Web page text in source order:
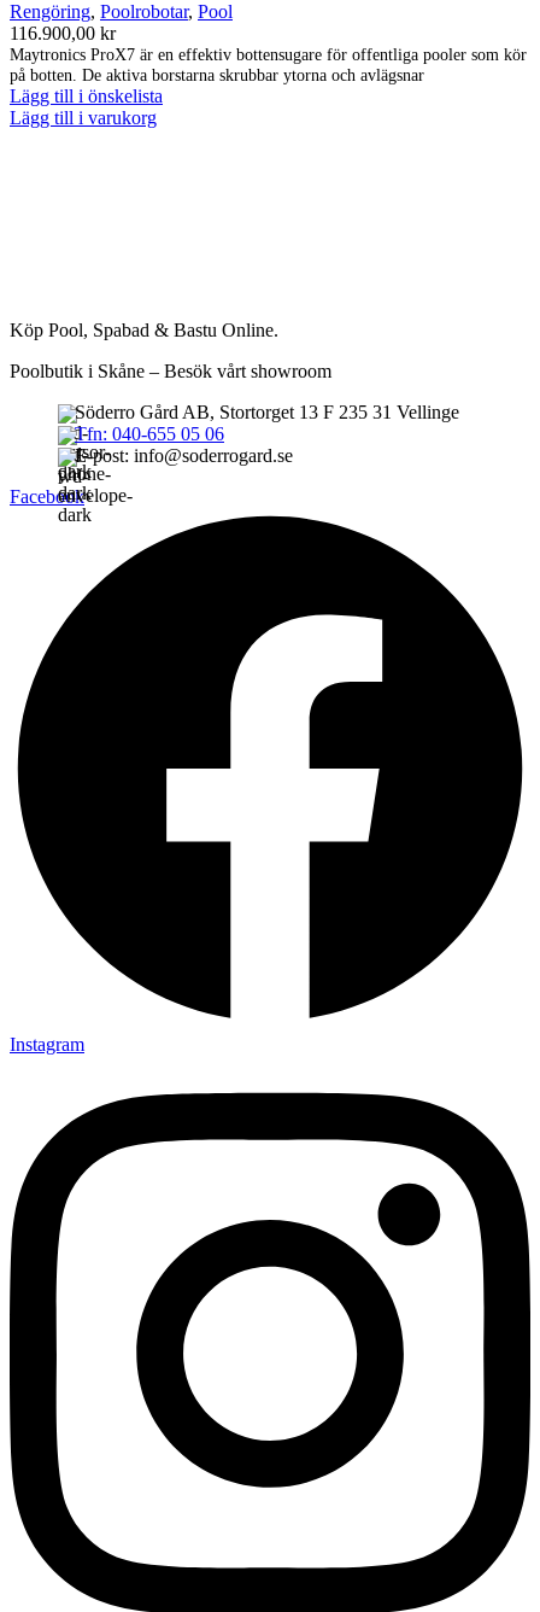
Rengöring, Poolrobotar, Pool
116.900,00 kr
Maytronics ProX7 är en effektiv bottensugare för offentliga pooler som kör
på botten. De aktiva borstarna skrubbar ytorna och avlägsnar
Lägg till i önskelista
Lägg till i varukorg
Köp Pool, Spabad & Bastu Online.
Poolbutik i Skåne – Besök vårt showroom
Söderro Gård AB, Stortorget 13 F 235 31 Vellinge
Tfn: 040-655 05 06
E-post: info@soderrogard.se
Facebook
Instagram